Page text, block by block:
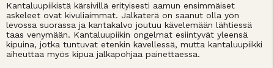
Kantaluupiikistä kärsivillä erityisesti aamun ensimmäiset
askeleet ovat kivuliaimmat. Jalkaterä on saanut olla yön
levossa suorassa ja kantakalvo joutuu kävelemään lähtiessä
taas venymään. Kantaluupiikin ongelmat esiintyvät yleensä
kipuina, jotka tuntuvat etenkin kävellessä, mutta kantaluupiikki
aiheuttaa myös kipua jalkapohjaa painettaessa.